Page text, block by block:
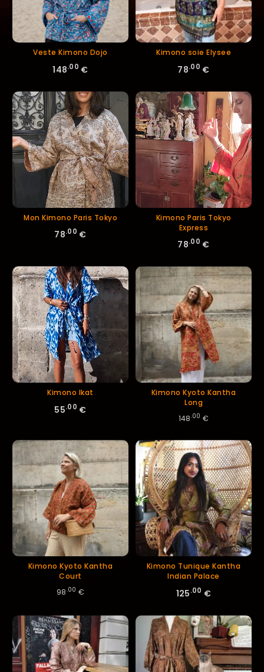
Veste Kimono Dojo
148.00 €
Kimono soie Elysee
78.00 €
Mon Kimono Paris Tokyo
78.00 €
Kimono Paris Tokyo
Express
78.00 €
Kimono Ikat
55.00 €
Kimono Kyoto Kantha
Long
148.00 €
Kimono Kyoto Kantha
Court
98.00 €
Kimono Tunique Kantha
Indian Palace
125.00 €